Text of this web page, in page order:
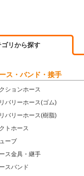
ゴリから探す
ス・バンド・接手
ションホース
バリーホース(ゴム)
バリーホース(樹脂)
トホース
ーブ
ス金具・継手
スバンド